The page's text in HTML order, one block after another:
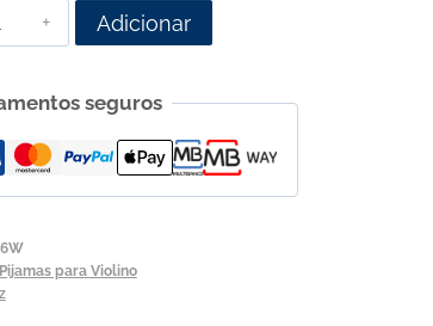
Adicionar
seguros
Pijamas para Violino